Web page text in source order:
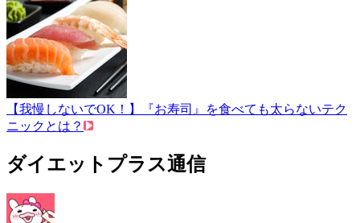
【我慢しないでOK！】『お寿司』を食べても太らないテク
ニックとは？
ダイエットプラス通信